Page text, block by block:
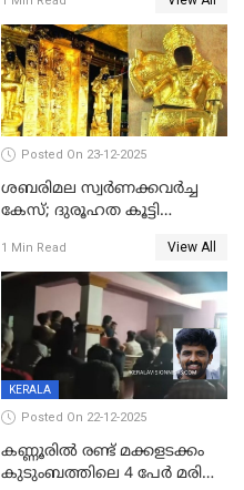
മേയറാകില്ല
Posted On 23-12-2025
ശബരിമല സ്വര്‍ണക്കവര്‍ച്ച
കേസ്; ദുരൂഹത കൂട്ടി
1 Min Read View All
KERALA
Posted On 22-12-2025
കണ്ണൂരിൽ രണ്ട് മക്കളടക്കം
കുടുംബത്തിലെ 4 പേർ മരിച്ച